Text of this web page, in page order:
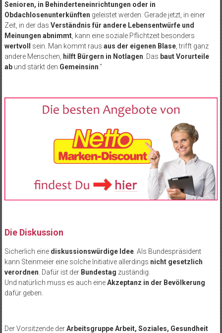
Senioren, in Behinderteneinrichtungen oder in
Obdachlosenunterkünften geleistet werden. Gerade jetzt, in einer
Zeit, in der das Verständnis für andere Lebensentwürfe und
Meinungen abnimmt, kann eine soziale Pflichtzeit besonders
wertvoll
sein. Man kommt raus aus der eigenen Blase, trifft ganz
andere Menschen,
hilft Bürgern in Notlagen . Das baut Vorurteile
abund stärkt den Gemeinsinn .“
Die Diskussion
Sicherlich eine diskussionswürdige Idee. Als Bundespräsident
kann Steinmeier eine solche Initiative allerdings nicht gesetzlich
verordnen . Dafür ist der Bundestag zuständig.
Und natürlich muss es auch eineAkzeptanz in der Bevölkerung
dafür geben.
Der Vorsitzende derArbeitsgruppe Arbeit, Soziales, Gesundheit